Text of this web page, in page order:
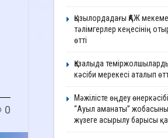
0
Қызылордадағы ҚАЖ
тәлімгерлер кеңесінің
өтті
Қазалыда
кәсіби мерекесі аталып
Мәжілісте өңдеу
“Ауыл аманаты”
жүзеге асырылу барысы